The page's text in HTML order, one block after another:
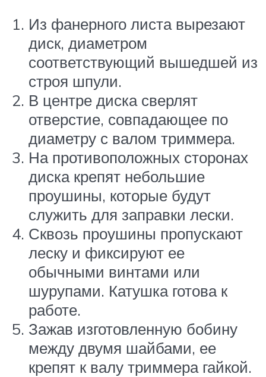
Из фанерного листа вырезают
диск, диаметром
соответствующий вышедшей из
строя шпули.
В центре диска сверлят
отверстие, совпадающее по
диаметру с валом триммера.
На противоположных сторонах
диска крепят небольшие
проушины, которые будут
служить для заправки лески.
Сквозь проушины пропускают
леску и фиксируют ее
обычными винтами или
шурупами. Катушка готова к
работе.
Зажав изготовленную бобину
между двумя шайбами, ее
крепят к валу триммера гайкой.